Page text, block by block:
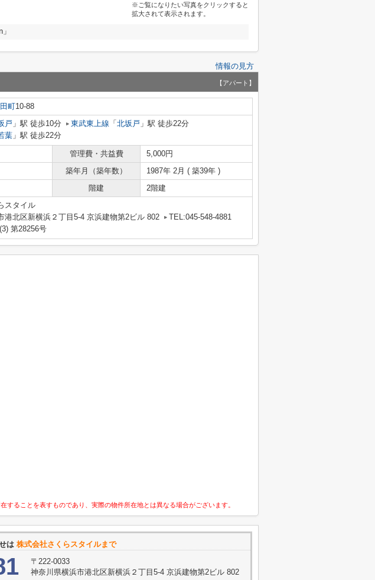
※ご覧になりたい写真をクリックすると
拡大されて表示されます。
情報の見方
【アパート】
町10-88
戸 」駅 徒歩10分 東武東上線 「 北坂戸 」駅 徒歩22分
葉 」駅 徒歩22分
管理費・共益費
5,000円
築年月（築年数）
1987年 2月 ( 築39年 )
階建 2階建
スタイル
港北区新横浜２丁目5-4 京浜建物第2ビル 802
TEL:045-548-4881
第28256号
ることを表すものであり、実際の物件所在地とは異なる場合がございます。
は 株式会社さくらスタイルまで
〒222-0033
神奈川県横浜市港北区新横浜２丁目5-4 京浜建物第2ビル 802